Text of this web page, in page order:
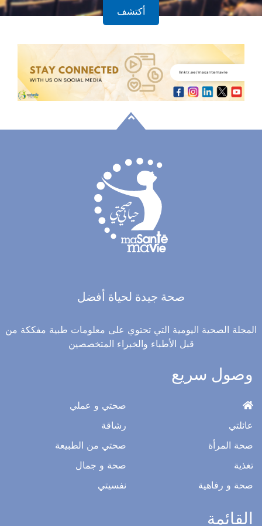
أكتشف
صحة جيدة لحياة أفضل
المجلة الصحية اليومية التي تحتوي على معلومات طبية مفككة من
قبل الأطباء والخبراء المتخصصين
وصول سريع
عائلتي
صحة المرأة
تغذية
صحة و رفاهية
صحتي و عملي
رشاقة
صحتي من الطبيعة
صحة و جمال
نفسيتي
القائمة